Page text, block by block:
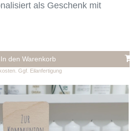
als Geschenk mit
In den Warenkorb
Ggf. Eilanfertigung